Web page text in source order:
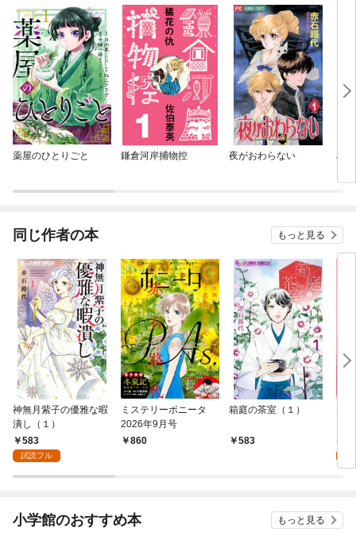
薬屋のひとりごと 鎌倉河岸捕物控 夜がおわらない
同じ作者の本 もっと見る
神無月紫子の優雅な暇
潰し（１）
583
試読フル
ミステリーボニータ
2026年9月号
860
箱庭の茶室（１）
583
小学館のおすすめ本 もっと見る